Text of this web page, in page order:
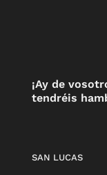
¡Ay de
tendréis
SAN LUCAS